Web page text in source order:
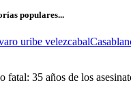
populares...
uribe velezcabal
fatal: 35 años de los